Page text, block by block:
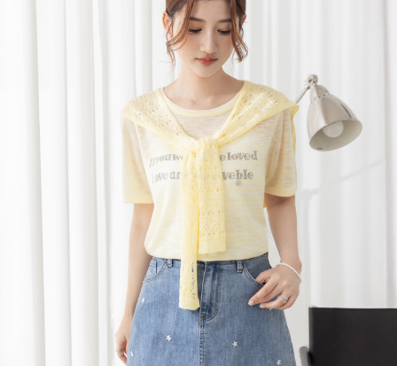
每筆NT$120，滿NT$699(含以上)免運費